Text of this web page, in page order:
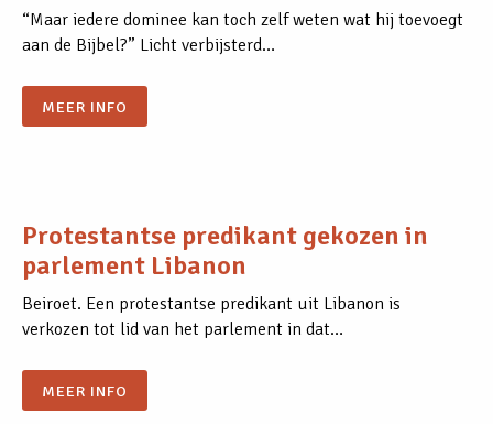
“Maar iedere dominee kan toch zelf weten wat hij toevoegt
aan de Bijbel?” Licht verbijsterd…
MEER INFO
Protestantse predikant gekozen in
parlement Libanon
Beiroet. Een protestantse predikant uit Libanon is
verkozen tot lid van het parlement in dat…
MEER INFO